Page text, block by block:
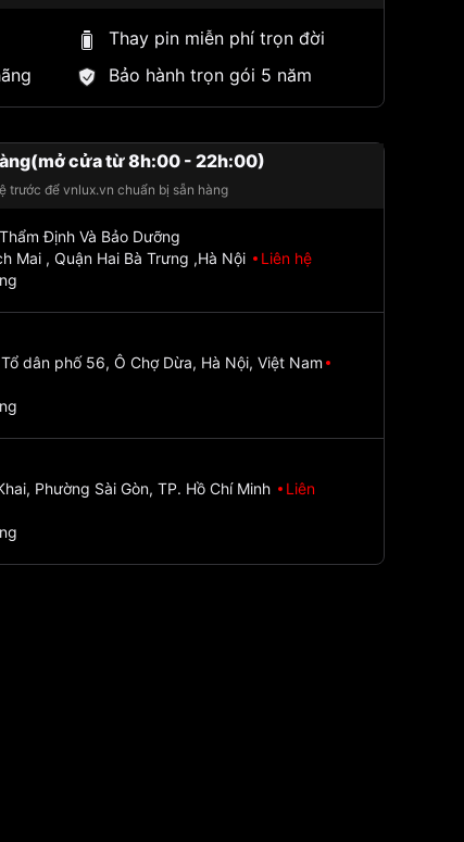
Thay pin miễn phí trọn đời
Bảo hành trọn gói 5 năm
cửa từ 8h:00 - 22h:00)
trước để vnlux.vn chuẩn bị sẵn hàng
Định Và Bảo Dưỡng
Mai , Quận Hai Bà Trưng ,Hà Nội
Liên hệ
dân phố 56, Ô Chợ Dừa, Hà Nội, Việt Nam
Phường Sài Gòn, TP. Hồ Chí Minh
Liên